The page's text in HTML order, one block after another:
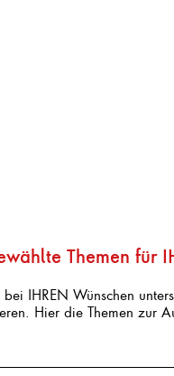
Themen für
IHREN Wünschen
Hier die Themen zur